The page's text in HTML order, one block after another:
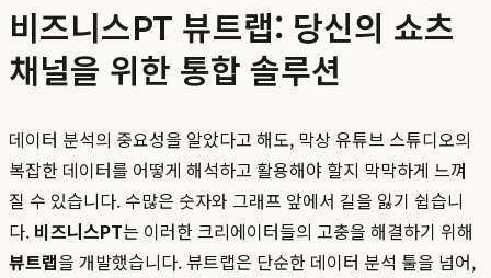
비즈니스PT 뷰트랩: 당신의 쇼츠
채널을 위한 통합 솔루션
데이터 분석의 중요성을 알았다고 해도, 막상 유튜브 스튜디오의
복잡한 데이터를 어떻게 해석하고 활용해야 할지 막막하게 느껴
질 수 있습니다. 수많은 숫자와 그래프 앞에서 길을 잃기 쉽습니
다. 비즈니스PT는 이러한 크리에이터들의 고충을 해결하기 위해
뷰트랩을 개발했습니다. 뷰트랩은 단순한 데이터 분석 툴을 넘어,